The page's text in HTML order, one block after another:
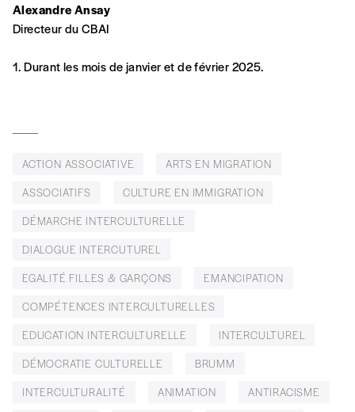
Faites découvrir l'
lui un abonnement ou numéro au choix.
J’offre un abonnement (5
Vos coordonnées
Prénom*
Nom
Organisation
Alexandre Ansay
Directeur du CBAI
1. Durant les mois de janvier et de février 2025.
ACTION ASSOCIATIVE
ARTS EN MIGRATION
ASSOCIATIFS
CULTURE EN IMMIGRATION
DÉMARCHE INTERCULTURELLE
DIALOGUE INTERCUTUREL
EGALITÉ FILLES & GARÇONS
EMANCIPATION
COMPÉTENCES INTERCULTURELLES
EDUCATION INTERCULTURELLE
INTERCULTUREL
DÉMOCRATIE CULTURELLE
BRUMM
INTERCULTURALITÉ
ANIMATION
ANTIRACISME